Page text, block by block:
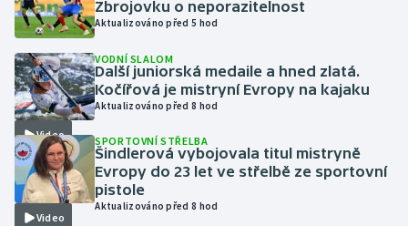
Házená
Jezdectví
Judo
Krasobruslení
Lezení
Zbrojovku o neporazitelnost
Aktualizováno před 5 hod
Video
VODNÍ SLALOM
Další juniorská medaile a hned zlatá.
Kočířová je mistryní Evropy na kajaku
Aktualizováno před 8 hod
Video
SPORTOVNÍ STŘELBA
Šindlerová vybojovala titul mistryně
Evropy do 23 let ve střelbě ze sportovní
pistole
Aktualizováno před 8 hod